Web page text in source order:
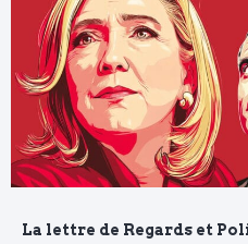
La lettre de Regards et